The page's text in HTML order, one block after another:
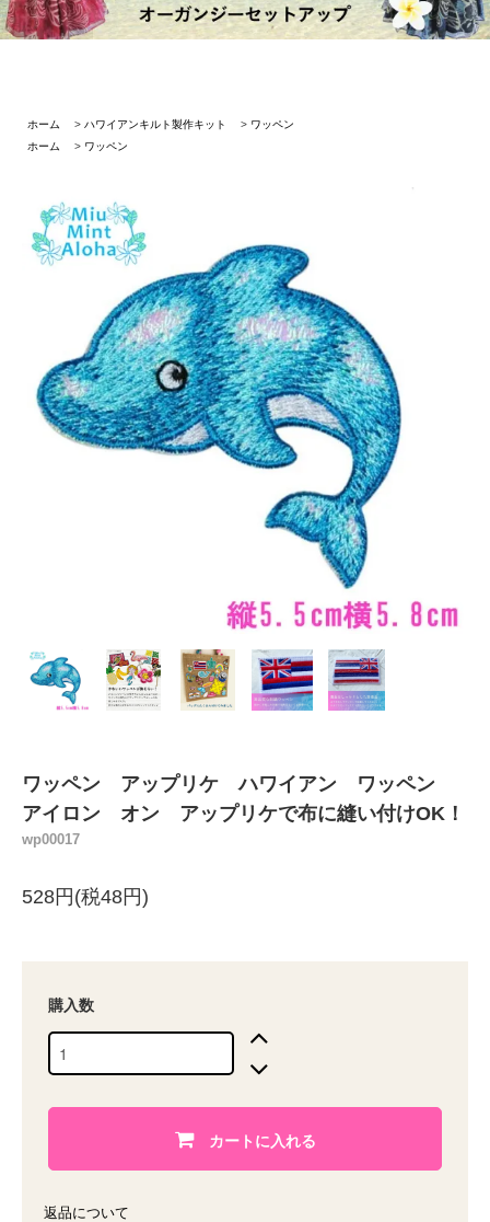
ホーム > ハワイアンキルト製作キット > ワッペン
ホーム
> ワッペン
ワッペン アップリケ ハワイアン ワッペン
アイロン オン アップリケで布に縫い付けOK！
wp00017
528円(税48円)
購入数
カートに入れる
返品について